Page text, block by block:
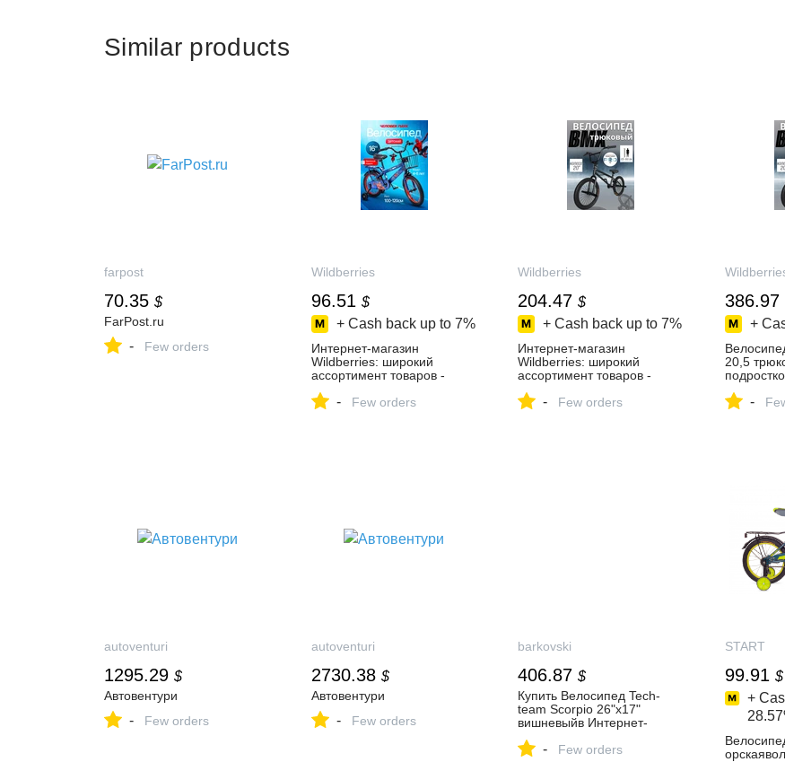
Similar products
farpost
70.35 $
FarPost.ru
- Few orders
Wildberries
96.51 $
+ Cash back up to 7%
Интернет‑магазин
Wildberries: широкий
ассортимент товаров -
- Few orders
Wildberries
204.47 $
+ Cash back up to 7%
Интернет‑магазин
Wildberries: широкий
ассортимент товаров -
- Few orders
386.97
+
20,5
купить за
-
autoventuri
1295.29 $
Автовентури
- Few orders
autoventuri
2730.38 $
Автовентури
- Few orders
barkovski
406.87 $
Купить Велосипед Tech-
team Scorpio 26"х17"
вишневыйв Интернет-
- Few orders
START
99.91 $
+